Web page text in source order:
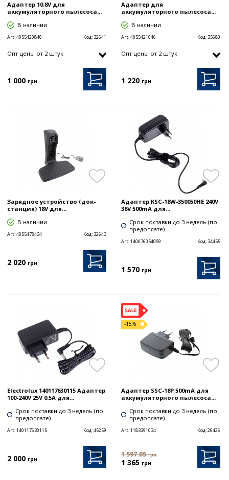
Адаптер 10.8V для
аккумуляторного пылесоса...
В наличии
Art:4055420840 Код: 32641
Опт цены от 2 штук
1 000 грн
Адаптер для
аккумуляторного пылесоса...
В наличии
Art:4055421046 Код: 35680
Опт цены от 2 штук
1 220 грн
Зарядное устройство (док-
станция) 18V для...
В наличии
Art:4055478434 Код: 32643
2 020 грн
Адаптер KSC-18W-350050HE 240V
36V 500mA для...
Срок поставки до 3 недель (по
предоплате)
Art:140076054059 Код: 34455
1 570 грн
Electrolux 140117630115 Адаптер
100-240V 25V 0.5A для...
Срок поставки до 3 недель (по
предоплате)
Art:140117630115 Код:45259
2 000 грн
Адаптер SSC-18P 500mA для
аккумуляторного пылесоса...
-15%
Срок поставки до 3 недель (по
предоплате)
Art:1183391034 Код:26426
1 597.05 грн
1 365 грн